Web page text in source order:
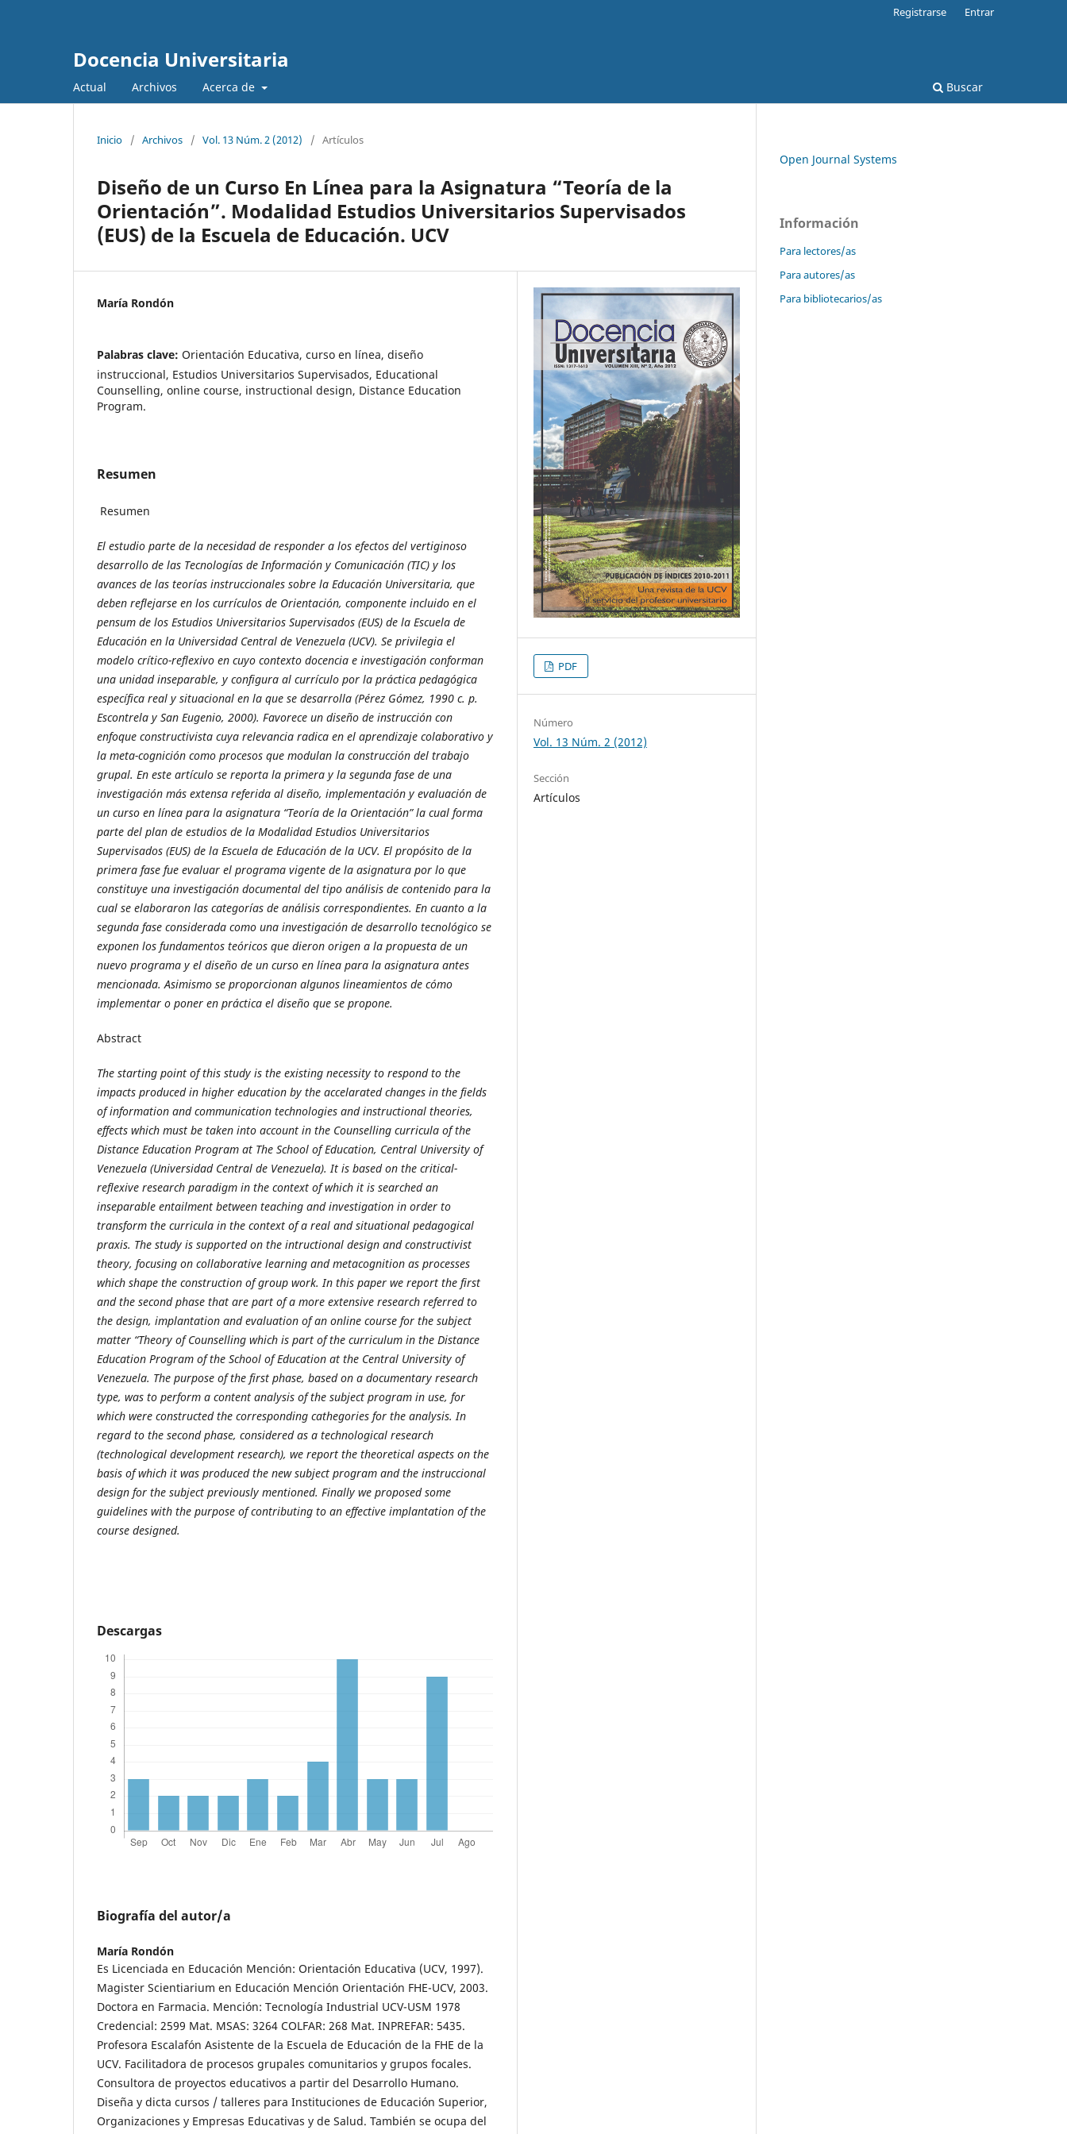
Docencia Universitaria
Actual Archivos Acerca de Buscar
Registrarse Entrar
Inicio / Archivos / Vol. 13 Núm. 2 (2012) / Artículos
Diseño de un Curso En Línea para la Asignatura “Teoría de la
Orientación”. Modalidad Estudios Universitarios Supervisados
(EUS) de la Escuela de Educación. UCV
María Rondón
Palabras clave: Orientación Educativa, curso en línea, diseño
instruccional, Estudios Universitarios Supervisados, Educational
Counselling, online course, instructional design, Distance Education
Program.
Resumen
Resumen
El estudio parte de la necesidad de responder a los efectos del vertiginoso
desarrollo de las Tecnologías de Información y Comunicación (TIC) y los
avances de las teorías instruccionales sobre la Educación Universitaria, que
deben reflejarse en los currículos de Orientación, componente incluido en el
pensum de los Estudios Universitarios Supervisados (EUS) de la Escuela de
Educación en la Universidad Central de Venezuela (UCV). Se privilegia el
modelo crítico-reflexivo en cuyo contexto docencia e investigación conforman
una unidad inseparable, y configura al currículo por la práctica pedagógica
específica real y situacional en la que se desarrolla (Pérez Gómez, 1990 c. p.
Escontrela y San Eugenio, 2000). Favorece un diseño de instrucción con
enfoque constructivista cuya relevancia radica en el aprendizaje colaborativo y
la meta-cognición como procesos que modulan la construcción del trabajo
grupal. En este artículo se reporta la primera y la segunda fase de una
investigación más extensa referida al diseño, implementación y evaluación de
un curso en línea para la asignatura “Teoría de la Orientación” la cual forma
parte del plan de estudios de la Modalidad Estudios Universitarios
Supervisados (EUS) de la Escuela de Educación de la UCV. El propósito de la
primera fase fue evaluar el programa vigente de la asignatura por lo que
constituye una investigación documental del tipo análisis de contenido para la
cual se elaboraron las categorías de análisis correspondientes. En cuanto a la
segunda fase considerada como una investigación de desarrollo tecnológico se
exponen los fundamentos teóricos que dieron origen a la propuesta de un
nuevo programa y el diseño de un curso en línea para la asignatura antes
mencionada. Asimismo se proporcionan algunos lineamientos de cómo
implementar o poner en práctica el diseño que se propone.
Abstract
The starting point of this study is the existing necessity to respond to the
impacts produced in higher education by the accelarated changes in the fields
of information and communication technologies and instructional theories,
effects which must be taken into account in the Counselling curricula of the
Distance Education Program at The School of Education, Central University of
Venezuela (Universidad Central de Venezuela). It is based on the critical-
reflexive research paradigm in the context of which it is searched an
inseparable entailment between teaching and investigation in order to
transform the curricula in the context of a real and situational pedagogical
praxis. The study is supported on the intructional design and constructivist
theory, focusing on collaborative learning and metacognition as processes
which shape the construction of group work. In this paper we report the first
and the second phase that are part of a more extensive research referred to
the design, implantation and evaluation of an online course for the subject
matter “Theory of Counselling which is part of the curriculum in the Distance
Education Program of the School of Education at the Central University of
Venezuela. The purpose of the first phase, based on a documentary research
type, was to perform a content analysis of the subject program in use, for
which were constructed the corresponding cathegories for the analysis. In
regard to the second phase, considered as a technological research
(technological development research), we report the theoretical aspects on the
basis of which it was produced the new subject program and the instruccional
design for the subject previously mentioned. Finally we proposed some
guidelines with the purpose of contributing to an effective implantation of the
course designed.
Descargas
Biografía del autor/a
María Rondón
Es Licenciada en Educación Mención: Orientación Educativa (UCV, 1997).
Magister Scientiarium en Educación Mención Orientación FHE-UCV, 2003.
Doctora en Farmacia. Mención: Tecnología Industrial UCV-USM 1978
Credencial: 2599 Mat. MSAS: 3264 COLFAR: 268 Mat. INPREFAR: 5435.
Profesora Escalafón Asistente de la Escuela de Educación de la FHE de la
UCV. Facilitadora de procesos grupales comunitarios y grupos focales.
Consultora de proyectos educativos a partir del Desarrollo Humano.
Diseña y dicta cursos / talleres para Instituciones de Educación Superior,
Organizaciones y Empresas Educativas y de Salud. También se ocupa del
PDF
Número
Vol. 13 Núm. 2 (2012)
Sección
Artículos
Open Journal Systems
Información
Para lectores/as
Para autores/as
Para bibliotecarios/as